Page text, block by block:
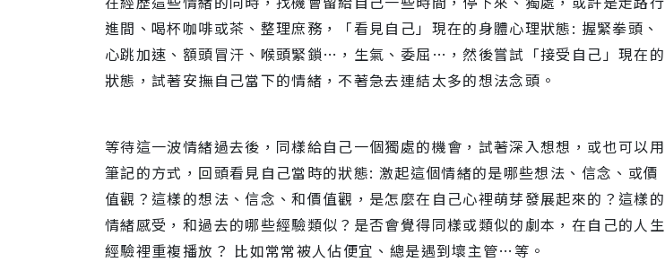
進間、喝杯咖啡或茶、整理庶務，「看見自己」現在的身體心理狀態: 握緊拳頭、
心跳加速、額頭冒汗、喉頭緊鎖…，生氣、委屈…，然後嘗試「接受自己」現在的
狀態，試著安撫自己當下的情緒，不著急去連結太多的想法念頭。
等待這一波情緒過去後，同樣給自己一個獨處的機會，試著深入想想，或也可以用
筆記的方式，回頭看見自己當時的狀態: 激起這個情緒的是哪些想法、信念、或價
值觀？這樣的想法、信念、和價值觀，是怎麼在自己心裡萌芽發展起來的？這樣的
情緒感受，和過去的哪些經驗類似？是否會覺得同樣或類似的劇本，在自己的人生
經驗裡重複播放？ 比如常常被人佔便宜、總是遇到壞主管…等。